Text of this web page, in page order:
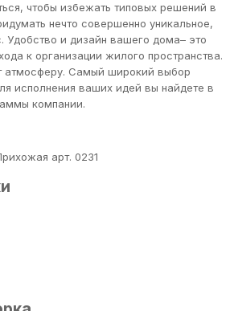
чтобы избежать типовых решений в
нечто совершенно уникальное,
Удобство и дизайн вашего дома– это
к организации жилого пространства.
атмосферу. Самый широкий выбор
исполнения ваших идей вы найдете в
компании.
арт. 0231